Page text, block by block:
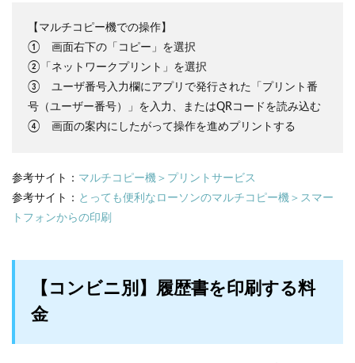
【マルチコピー機での操作】
① 画面右下の「コピー」を選択
②「ネットワークプリント」を選択
③ ユーザ番号入力欄にアプリで発行された「プリント番
号（ユーザー番号）」を入力、またはQRコードを読み込む
④ 画面の案内にしたがって操作を進めプリントする
参考サイト： マルチコピー機＞プリントサービス
参考サイト： とっても便利なローソンのマルチコピー機＞スマー
トフォンからの印刷
【コンビニ別】履歴書を印刷する料
金